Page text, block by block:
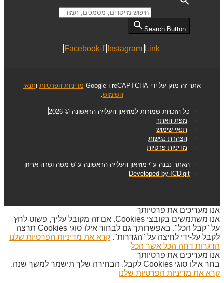
Search Button
Facebook-f Instagram Link
אתר זה מוגן על ידי reCAPTCHA ו-Google מדיניות הפרטיות ותנאי
השימוש
כל הזכויות שמורות למוזיאון העלייה הראשונה © 2026
מפת האתר
תנאי שימוש
הצהרת נגישות
מדיניות פרטיות
האתר נבנה ע"י מוזיאון העלייה הראשונה ע"ש משה ושרה אריזון
Developed by ICDigit
אנו מעריכים את פרטיותך
אנו משתמשים בקובצי Cookies. אם זה מקובל עליך, פשוט לחץ
על "קבל הכל". באפשרותך גם לבחור אילו סוגי Cookies תרצה
לקבל על-ידי לחיצה על "הגדרות". קרא את מדיניות הפרטיות שלנו
הדגרות דחה הכל אשר הכל
אנו מעריכים את פרטיותך
בחר אילו סוגי Cookies לקבל. הבחירה שלך תישמר למשך שנה.
קרא את מדיניות הפרטיות שלנו